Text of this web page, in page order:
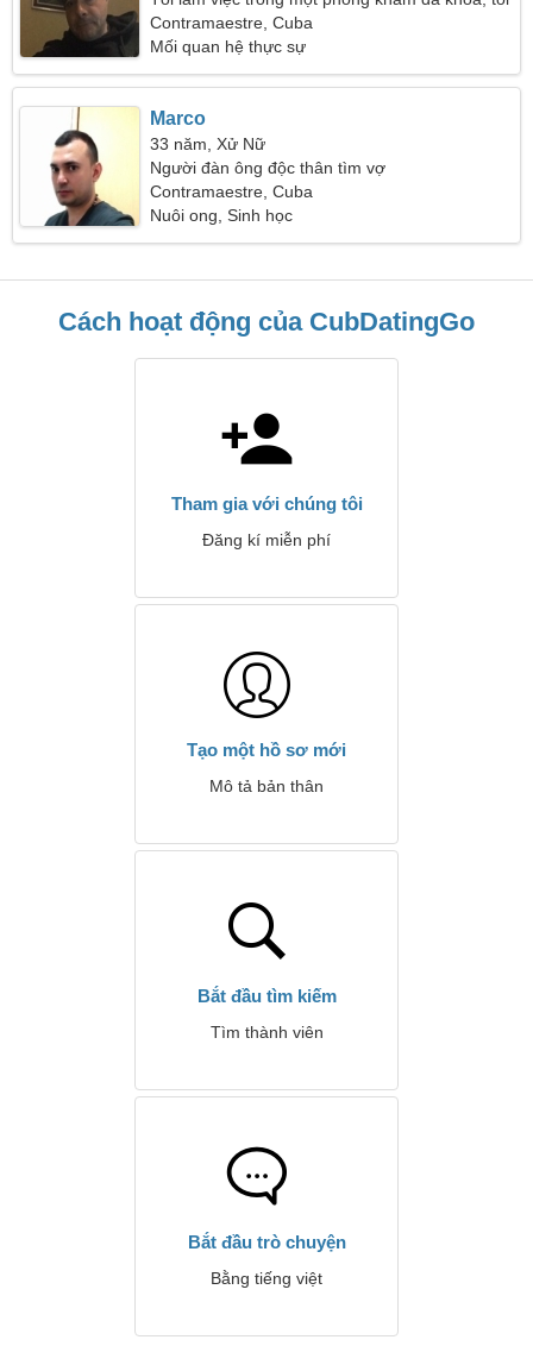
cần một người phụ nữ tuyệt vời
Contramaestre, Cuba
Mối quan hệ thực sự
Marco
33 năm, Xử Nữ
Người đàn ông độc thân tìm vợ
Contramaestre, Cuba
Nuôi ong, Sinh học
Cách hoạt động của CubDatingGo
Tham gia với chúng tôi
Đăng kí miễn phí
Tạo một hồ sơ mới
Mô tả bản thân
Bắt đầu tìm kiếm
Tìm thành viên
Bắt đầu trò chuyện
Bằng tiếng việt